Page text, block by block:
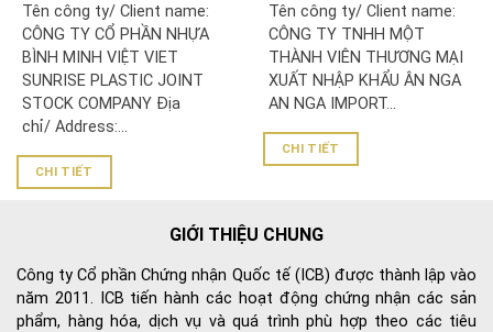
CỔ PHẦN NHỰA BÌNH
MINH VIỆT
Tên công ty/ Client name:
CÔNG TY CỔ PHẦN NHỰA
BÌNH MINH VIỆT VIET
SUNRISE PLASTIC JOINT
STOCK COMPANY Địa
chỉ/ Address:...
CHI TIẾT
TNHH MỘT THÀNH VIÊN
THƯƠNG MẠI XUẤT NHẬP
KHẨU ÂN NGA
Tên công ty/ Client name:
CÔNG TY TNHH MỘT
THÀNH VIÊN THƯƠNG MẠI
XUẤT NHẬP KHẨU ÂN NGA
AN NGA IMPORT...
CHI TIẾT
GIỚI THIỆU CHUNG
Công ty Cổ phần Chứng nhận Quốc tế (ICB) được thành lập vào
năm 2011. ICB tiến hành các hoạt động chứng nhận các sản
phẩm, hàng hóa, dịch vụ và quá trình phù hợp theo các tiêu